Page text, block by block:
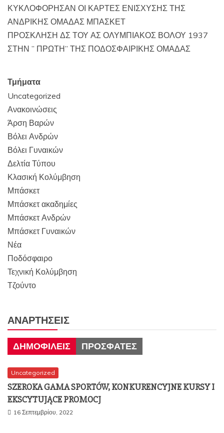
ΚΥΚΛΟΦΟΡΗΣΑΝ ΟΙ ΚΑΡΤΕΣ ΕΝΙΣΧΥΣΗΣ ΤΗΣ
ΑΝΔΡΙΚΗΣ ΟΜΑΔΑΣ ΜΠΑΣΚΕΤ
ΠΡΟΣΚΛΗΣΗ ΔΣ ΤΟΥ ΑΣ ΟΛΥΜΠΙΑΚΟΣ ΒΟΛΟΥ 1937
ΣΤΗΝ ” ΠΡΩΤΗ” ΤΗΣ ΠΟΔΟΣΦΑΙΡΙΚΗΣ ΟΜΑΔΑΣ
Τμήματα
Uncategorized
Ανακοινώσεις
Άρση Βαρών
Βόλει Ανδρών
Βόλει Γυναικών
Δελτία Τύπου
Κλασική Κολύμβηση
Μπάσκετ
Μπάσκετ ακαδημίες
Μπάσκετ Ανδρών
Μπάσκετ Γυναικών
Νέα
Ποδόσφαιρο
Τεχνική Κολύμβηση
Τζούντο
ΑΝΑΡΤΉΣΕΙΣ
ΔΗΜΟΦΙΛΕΊΣ ΠΡΌΣΦΑΤΕΣ
Uncategorized
SZEROKA GAMA SPORTÓW, KONKURENCYJNE KURSY I
EKSCYTUJĄCE PROMOCJ
16 Σεπτεμβρίου, 2022